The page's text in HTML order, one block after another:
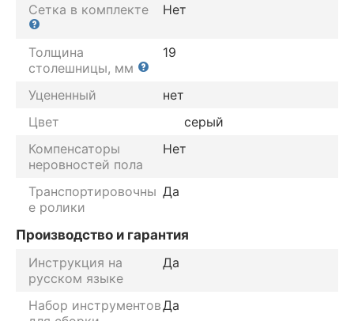
Сетка в комплекте
Нет
Толщина
столешницы, мм
19
Уцененный
нет
Цвет
серый
Компенсаторы
неровностей пола
Нет
Транспортировочны
е ролики
Да
Производство и гарантия
Инструкция на
русском языке
Да
Набор инструментовДа